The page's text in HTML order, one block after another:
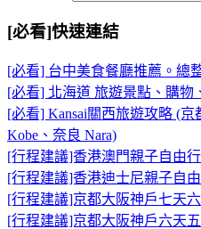
[必看]快速連結
[必看] 台中美食餐廳推薦。總
[必看] 北海道 旅遊景點、購物
[必看] Kansai關西旅遊攻略 (京
Kobe、奈良 Nara)
[行程建議]香港澳門親子自由
[行程建議]香港迪士尼親子自
[行程建議]京都大阪神戶七天
[行程建議]京都大阪神戶六天